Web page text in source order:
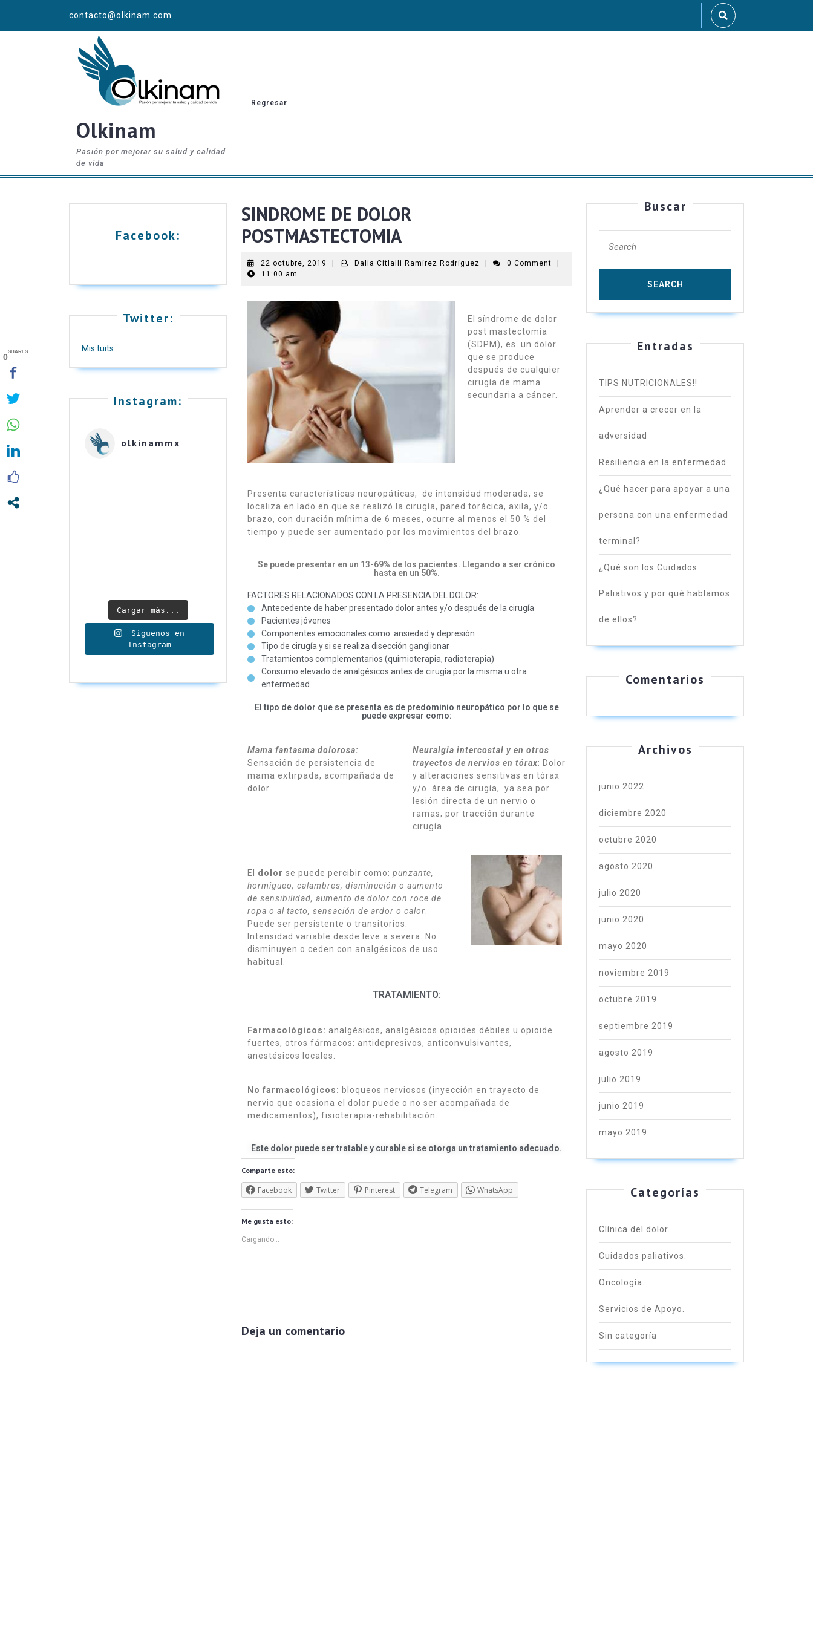
contacto@olkinam.com
Olkinam
Pasión por mejorar su salud y calidad
de vida
Regresar
Facebook:
Twitter:
Mis tuits
Instagram:
olkinammx
Cargar más...
Síguenos en
Instagram
SINDROME DE DOLOR
POSTMASTECTOMIA
22 octubre, 2019 Dalia Citlalli Ramírez Rodríguez 0 Comment
11:00 am
El síndrome de dolor
post mastectomía
(SDPM), es un dolor
que se produce
después de cualquier
cirugía de mama
secundaria a cáncer.
Presenta características neuropáticas, de intensidad moderada, se
localiza en lado en que se realizó la cirugía, pared torácica, axila, y/o
brazo, con duración mínima de 6 meses, ocurre al menos el 50 % del
tiempo y puede ser aumentado por los movimientos del brazo.
Se puede presentar en un 13-69% de los pacientes. Llegando a ser crónico
hasta en un 50%.
FACTORES RELACIONADOS CON LA PRESENCIA DEL DOLOR:
Antecedente de haber presentado dolor antes y/o después de la cirugía
Pacientes jóvenes
Componentes emocionales como: ansiedad y depresión
Tipo de cirugía y si se realiza disección ganglionar
Tratamientos complementarios (quimioterapia, radioterapia)
Consumo elevado de analgésicos antes de cirugía por la misma u otra
enfermedad
El tipo de dolor que se presenta es de predominio neuropático por lo que se
puede expresar como:
Mama fantasma dolorosa:
Sensación de persistencia de
mama extirpada, acompañada de
dolor.
Neuralgia intercostal y en otros
trayectos de nervios en tórax: Dolor
y alteraciones sensitivas en tórax
y/o área de cirugía, ya sea por
lesión directa de un nervio o
ramas; por tracción durante
cirugía.
El dolor se puede percibir como: punzante,
hormigueo, calambres, disminución o aumento
de sensibilidad, aumento de dolor con roce de
ropa o al tacto, sensación de ardor o calor.
Puede ser persistente o transitorios.
Intensidad variable desde leve a severa. No
disminuyen o ceden con analgésicos de uso
habitual.
TRATAMIENTO:
Farmacológicos: analgésicos, analgésicos opioides débiles u opioide
fuertes, otros fármacos: antidepresivos, anticonvulsivantes,
anestésicos locales.
No farmacológicos: bloqueos nerviosos (inyección en trayecto de
nervio que ocasiona el dolor puede o no ser acompañada de
medicamentos), fisioterapia-rehabilitación.
Este dolor puede ser tratable y curable si se otorga un tratamiento adecuado.
Comparte esto:
Facebook Twitter Pinterest Telegram WhatsApp
Me gusta esto:
Cargando...
Deja un comentario
Buscar
Entradas
TIPS NUTRICIONALES!!
Aprender a crecer en la
adversidad
Resiliencia en la enfermedad
¿Qué hacer para apoyar a una
persona con una enfermedad
terminal?
¿Qué son los Cuidados
Paliativos y por qué hablamos
de ellos?
Comentarios
Archivos
junio 2022
diciembre 2020
octubre 2020
agosto 2020
julio 2020
junio 2020
mayo 2020
noviembre 2019
octubre 2019
septiembre 2019
agosto 2019
julio 2019
junio 2019
mayo 2019
Categorías
Clínica del dolor.
Cuidados paliativos.
Oncología.
Servicios de Apoyo.
Sin categoría
0SHARES